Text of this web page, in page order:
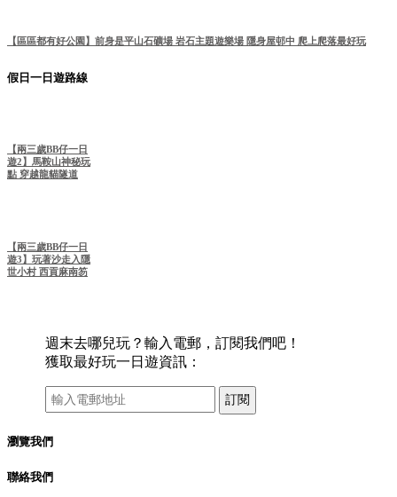
【區區都有好公園】前身是平山石礦場 岩石主題遊樂場 隱身屋邨中 爬上爬落最好玩
假日一日遊路線
【兩三歲BB仔一日
遊2】馬鞍山神秘玩
點 穿越龍貓隧道
【兩三歲BB仔一日
遊3】玩著沙走入隱
世小村 西貢麻南笏
週末去哪兒玩？輸入電郵，訂閱我們吧！
獲取最好玩一日遊資訊：
訂閱
瀏覽我們
聯絡我們